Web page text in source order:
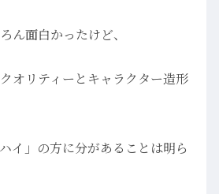
ん面白かったけど、
オリティーとキャラクター造形
イ」の方に分があることは明ら